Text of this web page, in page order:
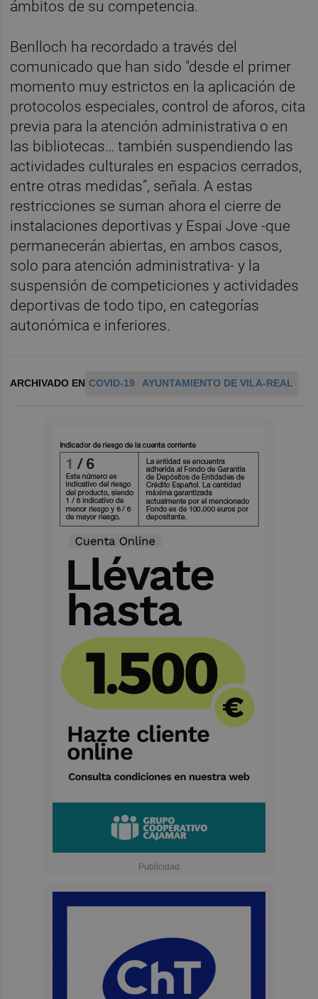
ámbitos de su competencia.
Benlloch ha recordado a través del
comunicado que han sido "desde el primer
momento muy estrictos en la aplicación de
protocolos especiales, control de aforos, cita
previa para la atención administrativa o en
las bibliotecas… también suspendiendo las
actividades culturales en espacios cerrados,
entre otras medidas”, señala. A estas
restricciones se suman ahora el cierre de
instalaciones deportivas y Espai Jove -que
permanecerán abiertas, en ambos casos,
solo para atención administrativa- y la
suspensión de competiciones y actividades
deportivas de todo tipo, en categorías
autonómica e inferiores.
ARCHIVADO EN COVID-19 AYUNTAMIENTO DE VILA-REAL